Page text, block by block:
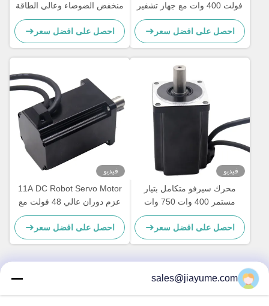
فولت 400 وات مع جهاز تشفير
إضافي
احصل على افضل سعر
منخفض الضوضاء وعالي الطاقة
أسود 6 سم 48 فولت 400 واط
احصل على افضل سعر
فيديو
محرك سيرفو متكامل بتيار
مستمر 400 وات 750 وات
1000 وات مع جهاز تشفير 17
بت
احصل على افضل سعر
فيديو
11A DC Robot Servo Motor
عزم دوران عالي 48 فولت مع
محرك سيرفو تزايدي
احصل على افضل سعر
اتصال سريع
sales@jiayume.com